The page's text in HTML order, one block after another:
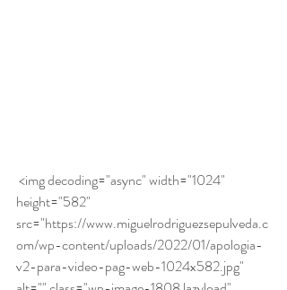
height="582"
src="https://www.miguelrodriguezsepulveda.c
om/wp-content/uploads/2022/01/apologia-
v2-para-video-pag-web-1024x582.jpg"